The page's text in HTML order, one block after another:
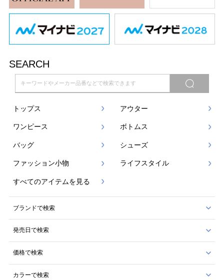
SEARCH
トップス アウター
ワンピース ボトムス
バッグ シューズ
ファッション小物 ライフスタイル
すべてのアイテムを見る
ブランドで検索
発売日で検索
価格で検索
カラーで検索